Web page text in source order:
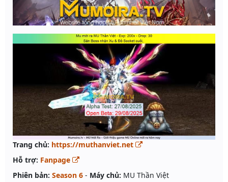
Trang chủ: https://muthanviet.net
Hỗ trợ: Fanpage
Phiên bản: Season 6 - Máy chủ: MU Thần Việt